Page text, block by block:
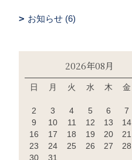
お知らせ (6)
2026年08月
日 月 火 水 木 金
2
3 4 5 6 7
9
10 11 12 13 14
16
17 18 19 20 21
23
24 25 26 27 28
30
31